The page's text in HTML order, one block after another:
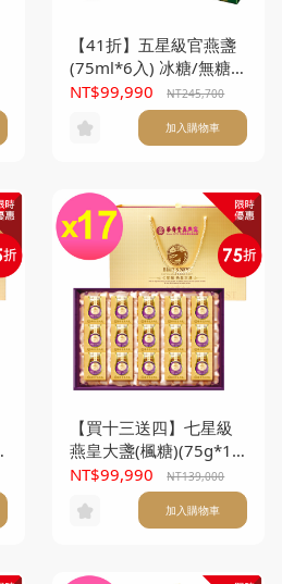
【41折】五星級官燕盞
(75ml*6入) 冰糖/無糖任
選105盒(本產品不附提
NT$99,990 NT245,700
加入購物車
【買十三送四】七星級
燕皇大盞(楓糖)(75g*15
入/盒) *17盒
NT$99,990 NT139,000
加入購物車